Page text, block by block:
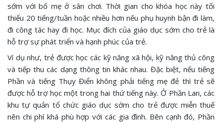
sớm với bố mẹ ở sân chơi. Thời gian cho khóa học này tối
thiểu 20 tiếng/tuần hoặc nhiều hơn nếu phụ huynh bận đi làm,
đi công tác hay đi học. Mục đích của giáo dục sớm cho trẻ là
hỗ trợ sự phát triển và hạnh phúc của trẻ.
Ví dụ như, trẻ được học các kỹ năng xã hội, kỹ năng thủ công
và tiếp thu các dạng thông tin khác nhau. Đặc biệt, nếu tiếng
Phần và tiếng Thụy Điển không phải tiếng mẹ đẻ thì trẻ sẽ
được hỗ trợ học một trong hai thứ tiếng này. Ở Phần Lan, các
khu tự quản tổ chức giáo dục sớm cho trẻ được miễn thuế
nên chi phí khá phù hợp với các gia đình. Bên cạnh đó, Phần